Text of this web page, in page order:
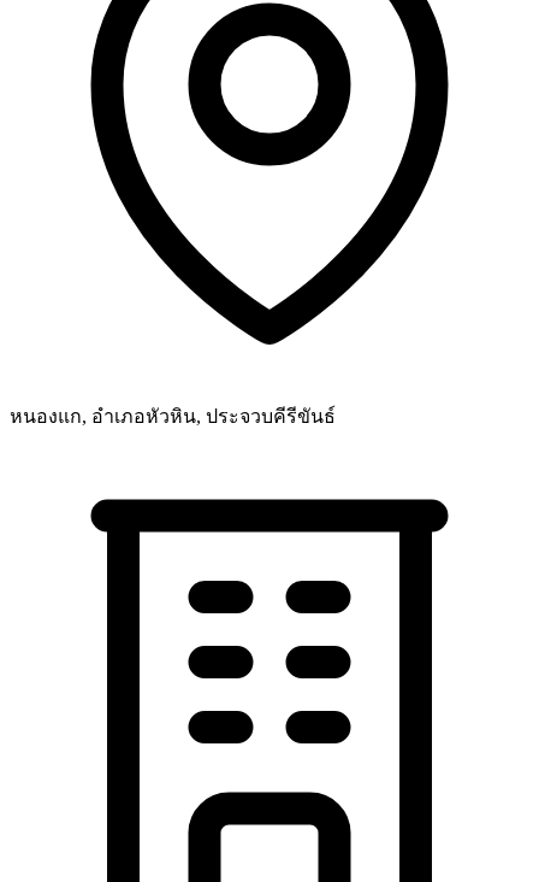
หนองแก, อำเภอหัวหิน, ประจวบคีรีขันธ์